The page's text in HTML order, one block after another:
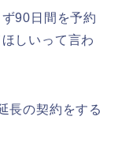
90日間を予約
しいって言わ
長の契約をする